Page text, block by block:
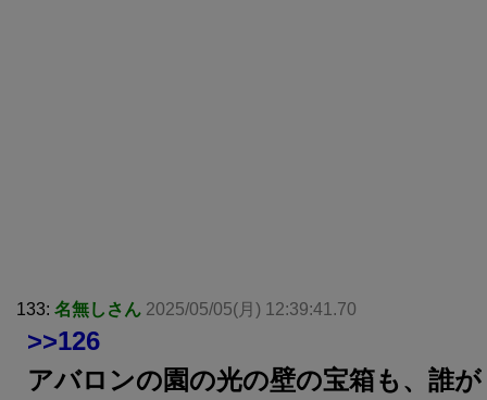
133: 名無しさん 2025/05/05(月) 12:39:41.70
>>126
アバロンの園の光の壁の宝箱も、誰が